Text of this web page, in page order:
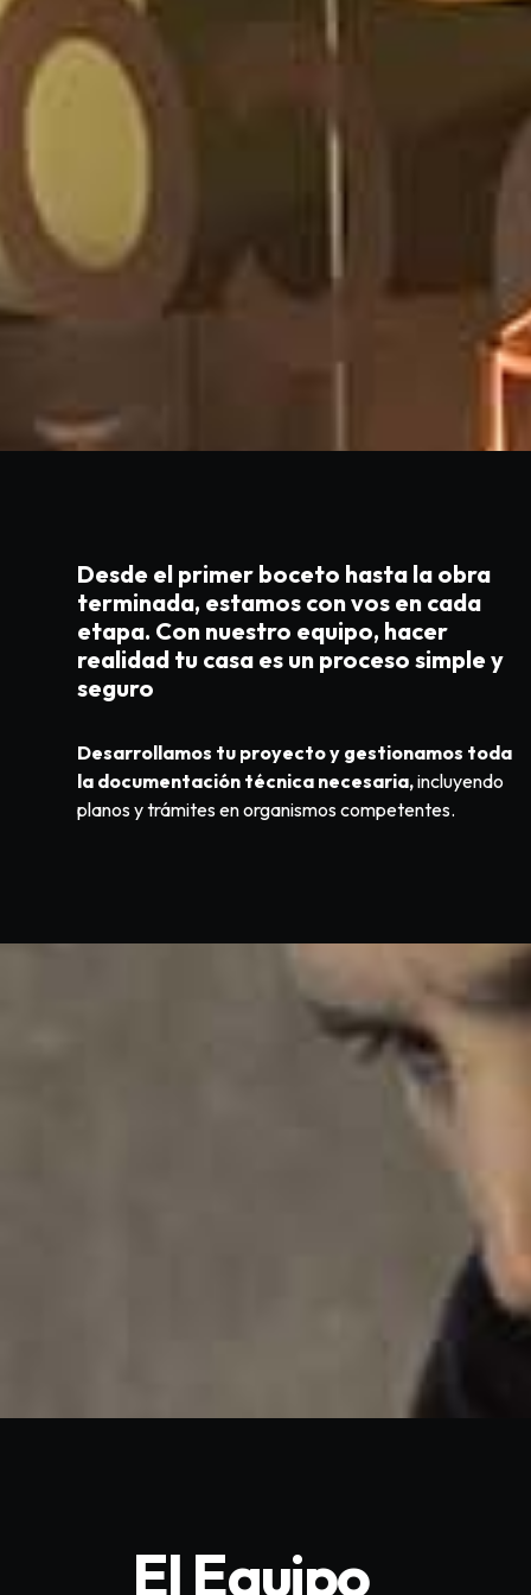
Desde el primer boceto hasta la obra
terminada, estamos con vos en cada
etapa. Con nuestro equipo, hacer
realidad tu casa es un proceso simple y
seguro
Desarrollamos tu proyecto y gestionamos toda
la documentación técnica necesaria,incluyendo
planos y trámites en organismos competentes.
El Equipo